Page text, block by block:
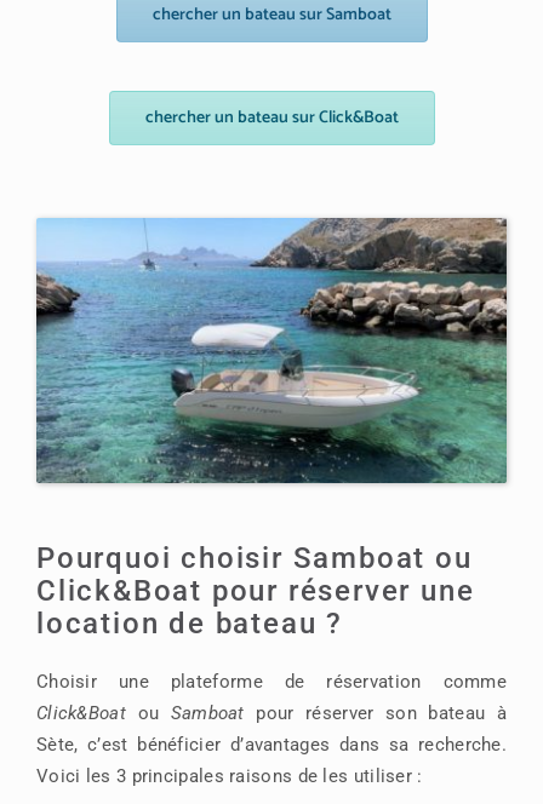
chercher un bateau sur Samboat
chercher un bateau sur Click&Boat
Pourquoi choisir Samboat ou
Click&Boat pour réserver une
location de bateau ?
Choisir une plateforme de réservation comme
Click&Boatou Samboat pour réserver son bateau à
Sète, c’est bénéficier d’avantages dans sa recherche.
Voici les 3 principales raisons de les utiliser :